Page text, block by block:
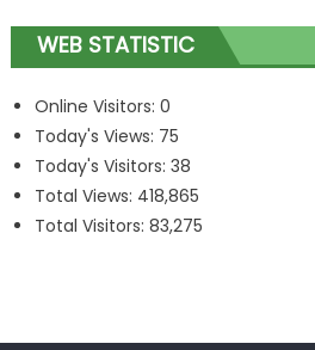
WEB STATISTIC
Online Visitors: 0
Today's Views: 75
Today's Visitors: 38
Total Views: 418,865
Total Visitors: 83,275